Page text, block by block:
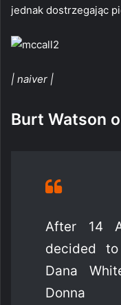
jednak dostrzegając
| naiver |
Burt Watson
After 14
decided
Dana